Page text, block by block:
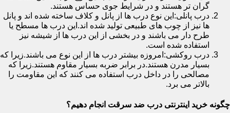
گران تر هستند و در شرایط جوی حساس هستند.
درب پانلی:این نوع درب ها از پانل و کلاف ساخته شده اند و پانل
ها نیز از چوب های طبیعی تولید شده اند.این درب ها مسطح یا
طرح دار می باشند و در بخشی از این درب ها از شیشه نیز
استفاده شده است.
درب روکشی:امروزه بیشتر درب ها از این نوع می باشند.زیرا که
بسیار مدرن هستند.در برابر ضربه بسیار مقاوم هستند.زیرا که
مصالحی را در داخل درب استفاده می کنند که این مقاومت را
بالاتر می برد.
چگونه خرید اینترنتی درب ضد سرقت انجام دهیم؟